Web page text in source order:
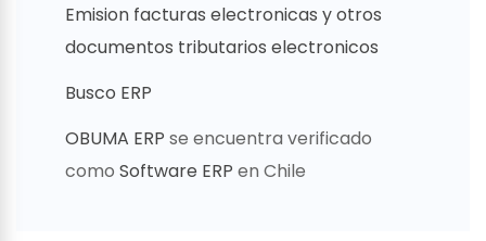
Emision facturas electronicas y otros
documentos tributarios electronicos
Busco ERP
OBUMA ERP se encuentra verificado
como Software ERP en Chile